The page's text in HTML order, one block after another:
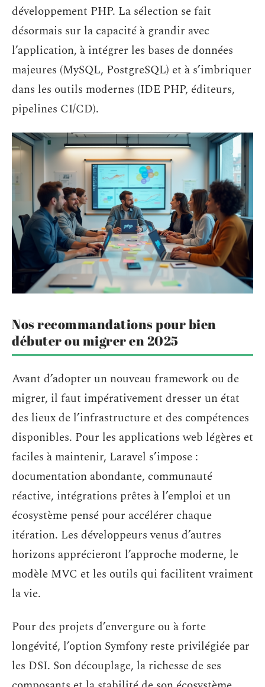
développement PHP. La sélection se fait
désormais sur la capacité à grandir avec
l’application, à intégrer les bases de données
majeures (MySQL, PostgreSQL) et à s’imbriquer
dans les outils modernes (IDE PHP, éditeurs,
pipelines CI/CD).
Nos recommandations pour bien
débuter ou migrer en 2025
Avant d’adopter un nouveau framework ou de
migrer, il faut impérativement dresser un état
des lieux de l’infrastructure et des compétences
disponibles. Pour les applications web légères et
faciles à maintenir, Laravel s’impose :
documentation abondante, communauté
réactive, intégrations prêtes à l’emploi et un
écosystème pensé pour accélérer chaque
itération. Les développeurs venus d’autres
horizons apprécieront l’approche moderne, le
modèle MVC et les outils qui facilitent vraiment
la vie.
Pour des projets d’envergure ou à forte
longévité, l’option Symfony reste privilégiée par
les DSI. Son découplage, la richesse de ses